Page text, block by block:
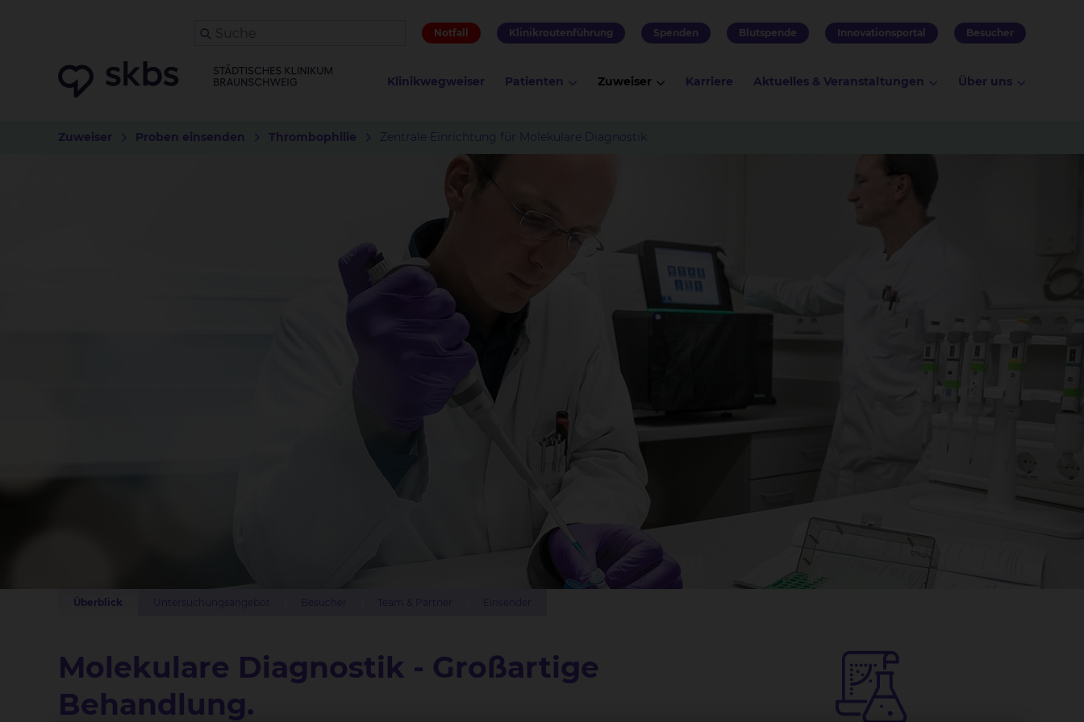
Notfall Klinikroutenführung Spenden Blutspende Innovationsportal Besucher
Klinikwegweiser Patienten Zuweiser Karriere Aktuelles & Veranstaltungen Über uns
Zuweiser Proben einsenden Thrombophilie Zentrale Einrichtung für Molekulare Diagnostik
Überblick
Molekulare Diagnostik - Großartige
Behandlung.